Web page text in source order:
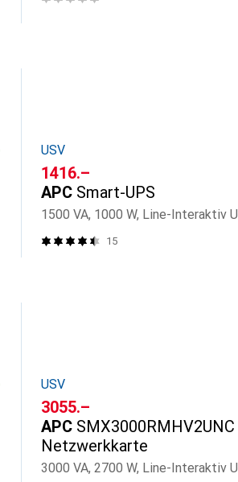
USV
CHF
1416.–
APC Smart-UPS
1500 VA, 1000 W, Line-Interaktiv
15
USV
CHF
3055.–
APC
Netzwerkkarte
3000 VA, 2700 W, Line-Interaktiv